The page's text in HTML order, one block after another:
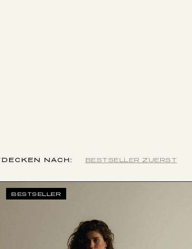
NACH: BESTSELLER ZUERST
BESTSELLER